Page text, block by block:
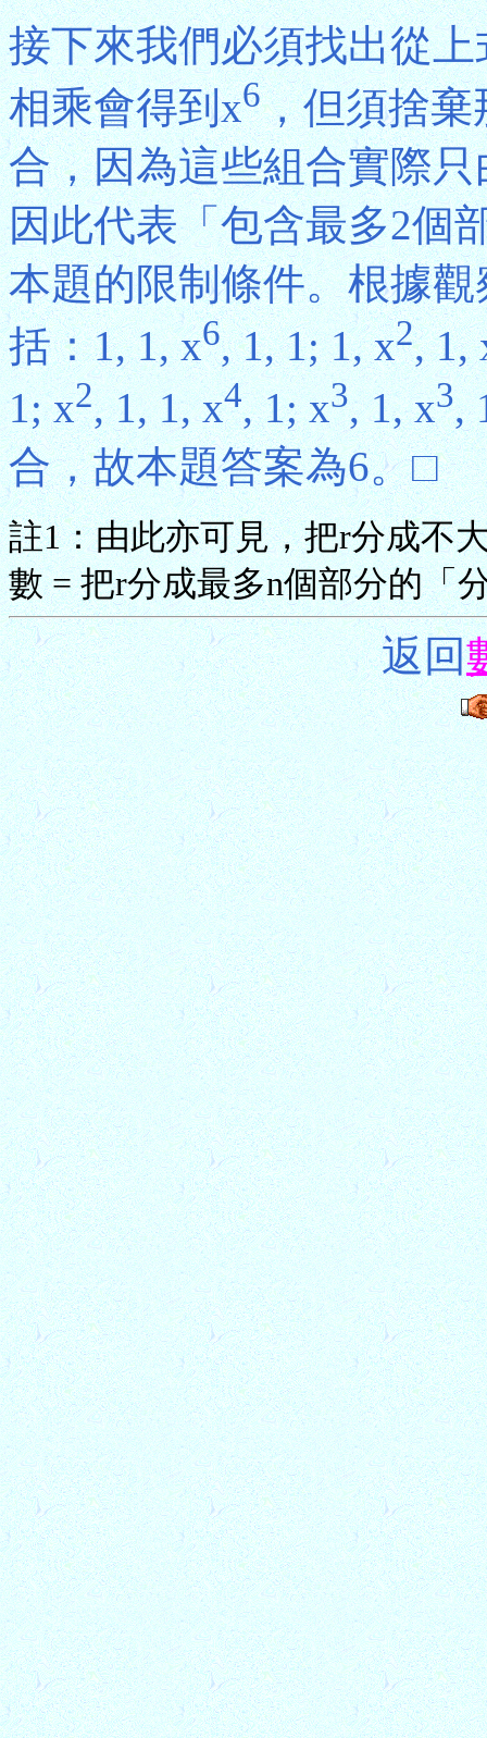
接下來我們必須找出從
相乘會得到x6，但須捨棄
合，因為這些組合實際
因此代表「包含最多2個
本題的限制條件。根據
括：1, 1, x6, 1, 1; 1, x2, 1,
1; x2, 1, 1, x4, 1; x3, 1, x3,
合，故本題答案為6。□
註1：由此亦可見，把r分成不
數 = 把r分成最多n個部分的「
返回